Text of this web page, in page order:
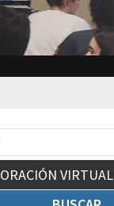
VIRTUAL